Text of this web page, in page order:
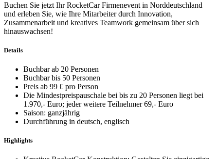
Buchen Sie jetzt Ihr RocketCar Firmenevent in Norddeutschland
und erleben Sie, wie Ihre Mitarbeiter durch Innovation,
Zusammenarbeit und kreatives Teamwork gemeinsam über sich
hinauswachsen!
Details
Buchbar ab 20 Personen
Buchbar bis 50 Personen
Preis ab 99 € pro Person
Die Mindestpreispauschale bei bis zu 20 Personen liegt bei
1.970,- Euro; jeder weitere Teilnehmer 69,- Euro
Saison: ganzjährig
Durchführung in deutsch, englisch
Highlights